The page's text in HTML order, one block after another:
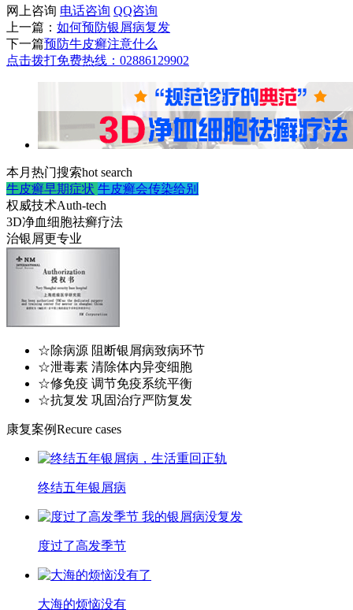
网上咨询 电话咨询 QQ咨询
上一篇： 如何预防银屑病复发
下一篇预防牛皮癣注意什么
点击拨打免费热线：02886129902
本月热门搜索hot search
牛皮癣早期症状 牛皮癣会传染给别
权威技术Auth-tech
3D净血细胞祛癣疗法
治银屑更专业
☆除病源 阻断银屑病致病环节
☆泄毒素 清除体内异变细胞
☆修免疫 调节免疫系统平衡
☆抗复发 巩固治疗严防复发
康复案例Recure cases
终结五年银屑病
度过了高发季节
大海的烦恼没有